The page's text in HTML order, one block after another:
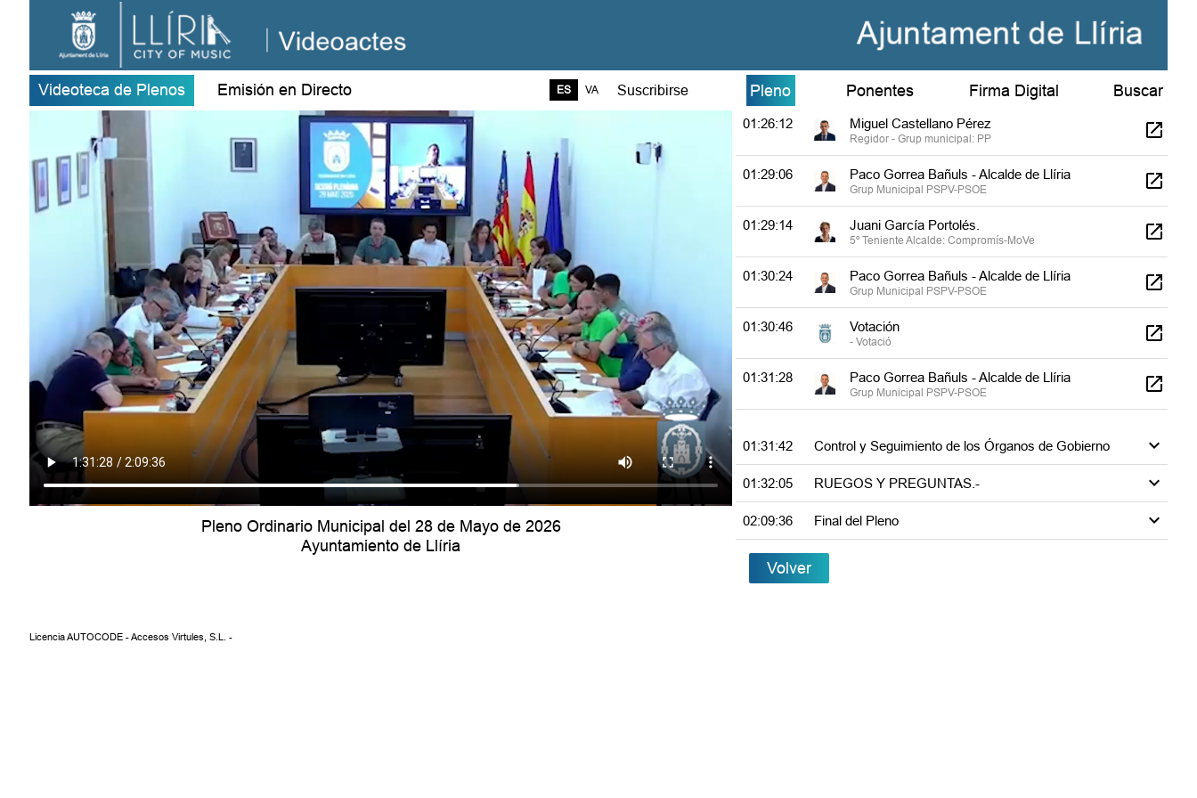
Videoteca de Plenos Emisión en Directo ES VA Suscribirse Pleno Ponentes Firma Digital Buscar
Pleno Ordinario Municipal del 28 de Mayo de 2026
Ayuntamiento de Llíria
Nico Marco Pérez
Regidor - Grup municipal: PSPV-PSOE
01:26:03 Paco Gorrea Bañuls - Alcalde de Llíria
Grup Municipal PSPV-PSOE
01:26:12 Miguel Castellano Pérez
Regidor - Grup municipal: PP
01:29:06 Paco Gorrea Bañuls - Alcalde de Llíria
Grup Municipal PSPV-PSOE
01:29:14 Juani García Portolés.
5º Teniente Alcalde: Compromís-MoVe
01:30:24 Paco Gorrea Bañuls - Alcalde de Llíria
Grup Municipal PSPV-PSOE
01:30:46 Votación
- Votació
01:31:28 Paco Gorrea Bañuls - Alcalde de Llíria
Grup Municipal PSPV-PSOE
01:31:42 Control y Seguimiento de los Órganos de Gobierno
01:32:05 RUEGOS Y PREGUNTAS.-
02:09:36 Final del Pleno
Volver
Licencia AUTOCODE - Accesos Virtules, S.L. -